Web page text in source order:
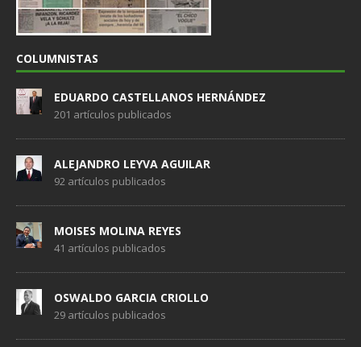
COLUMNISTAS
EDUARDO CASTELLANOS HERNÁNDEZ
201 artículos publicados
ALEJANDRO LEYVA AGUILAR
92 artículos publicados
MOISES MOLINA REYES
41 artículos publicados
OSWALDO GARCIA CRIOLLO
29 artículos publicados